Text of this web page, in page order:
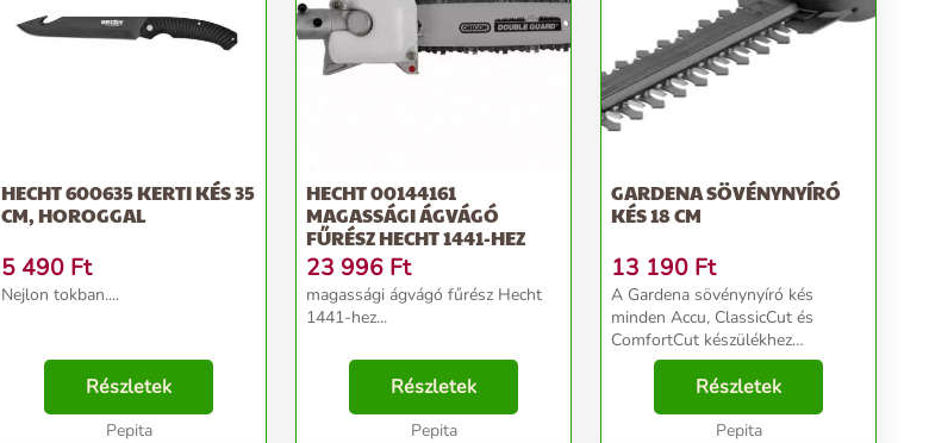
HECHT 600635 KERTI KÉS 35
CM, HOROGGAL
5 490 Ft
Nejlon tokban....
Részletek
Pepita
HECHT 00144161
MAGASSÁGI ÁGVÁGÓ
FŰRÉSZ HECHT 1441-HEZ
23 996 Ft
magassági ágvágó fűrész Hecht
1441-hez...
Részletek
Pepita
GARDENA SÖVÉNYNYÍRÓ
KÉS 18 CM
13 190 Ft
A Gardena sövénynyíró kés
minden Accu, ClassicCut és
ComfortCut készülékhez
illeszthető. Könnyen cserélhető.
Műszaki adatok: - Vágási
szélessége: 18 cm - Könnyen
cserélhető - Minden Accu,
Részletek
Pepita